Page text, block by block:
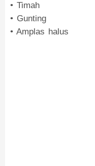
• Timah
• Gunting
• Amplas halus